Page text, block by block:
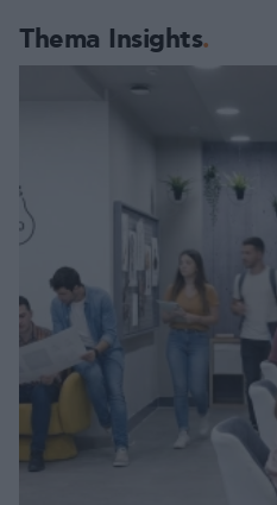
Thema Insights